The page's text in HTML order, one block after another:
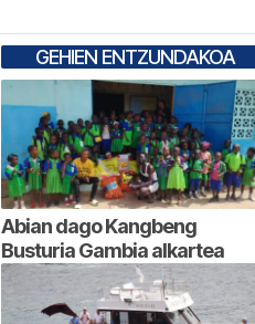
GEHIEN ENTZUNDAKOA
Abian dago Kangbeng
Busturia Gambia alkartea